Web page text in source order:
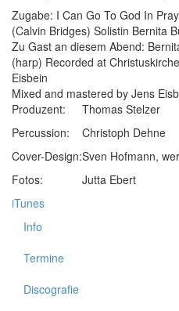
Zugabe: I Can Go To God In
(Calvin Bridges) Solistin Bernita
Zu Gast an diesem Abend:
(harp) Recorded at
Eisbein
Mixed and mastered by Jens
Produzent:
Thomas Stelzer
Percussion:
Christoph Dehne
Cover-Design:Sven Hofmann,
Fotos:
Jutta Ebert
iTunes
Info
Termine
Discografie